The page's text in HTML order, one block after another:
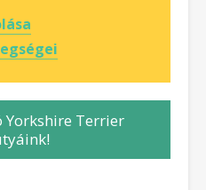
Yorkshire Terrier